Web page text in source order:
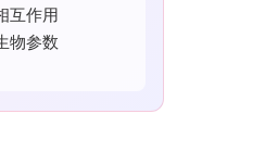
互作用
物参数